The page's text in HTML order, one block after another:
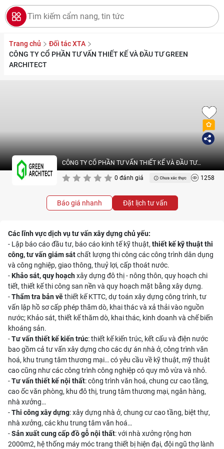
Trang chủ
Đối tác XTA
CÔNG TY CỔ PHẦN TƯ VẤN THIẾT KẾ VÀ ĐẦU TƯ GREEN
ARCHITECT
CÔNG TY CỔ PHẦN TƯ VẤN THIẾT KẾ VÀ ĐẦU TƯ
GREEN ARCHITECT
0 đánh giá
1258
Báo giá nhanh Đặt lịch tư vấn
Các lĩnh vực dịch vụ tư vấn xây dựng chủ yếu:
- Lập báo cáo đầu tư, báo cáo kinh tế kỹ thuật, thiết kế kỹ thuật thi
công, tư vấn giám sátchất lượng thi công các công trình dân dụng
và công nghiệp, giao thông, thuỷ lợi, cấp thoát nước.
-Khảo sát, quy hoạchxây dựng đô thị - nông thôn, quy hoạch chi
tiết, thiết kế thi công san nền và quy hoạch mặt bằng xây dựng.
-Thẩm tra bản vẽthiết kế KTTC, dự toán xây dựng công trình, tư
vấn lập hồ sơ cấp phép thăm dò, khai thác và xả thải vào nguồn
nước; Khảo sát, thiết kế thăm dò, khai thác, kinh doanh và chế biến
khoáng sản.
-Tư vấn thiết kế kiến trúc: thiết kế kiến trúc, kết cấu và điện nước
bao gồm cả tư vấn xây dựng cho các dự án nhà ở, công trình văn
hoá, khu trung tâm thương mại… có yêu cầu về kỹ thuật, mỹ thuật
cao cũng như các công trình công nghiệp có quy mô vừa và nhỏ.
-Tư vấn thiết kế nội thất: công trình văn hoá, chung cư cao tầng,
cao ốc văn phòng, khu đô thị, trung tâm thương mại, ngân hàng,
nhà xưởng…
-Thi công xây dựng: xây dựng nhà ở, chung cư cao tầng, biệt thự,
nhà xưởng, các khu trung tâm văn hoá…
-Sản xuất cung cấp đồ gỗ nội thất: với nhà xưởng rộng hơn
2000m2, hệ thống máy móc trang thiết bị hiện đại, đội ngũ thợ lành